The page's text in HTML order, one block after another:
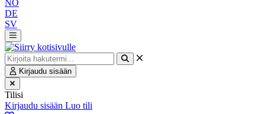
NO
DE
SV
Kirjaudu sisään
Tilisi
Kirjaudu sisään Luo tili